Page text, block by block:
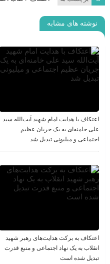
نوشته های مشابه
اعتکاف با هدایت امام شهید آیت‌الله سید
علی خامنه‌ای به یک جریان عظیم
اجتماعی و میلیونی تبدیل شد
اعتکاف به برکت هدایت‌های رهبر شهید
انقلاب به یک نهاد اجتماعی و منبع قدرت
تبدیل شده است